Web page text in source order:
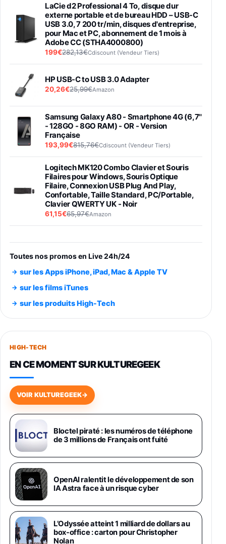
LaCie d2 Professional 4 To, disque dur
externe portable et de bureau HDD – USB-C
USB 3.0, 7 200 tr/min, disques d'entreprise,
pour Mac et PC, abonnement de 1 mois à
Adobe CC (STHA4000800)
199€282,13€Cdiscount (Vendeur Tiers)
HP USB-C to USB 3.0 Adapter
20,26€25,99€Amazon
Samsung Galaxy A80 - Smartphone 4G (6,7''
- 128GO - 8GO RAM) - OR - Version
Française
193,99€815,76€Cdiscount (Vendeur Tiers)
Logitech MK120 Combo Clavier et Souris
Filaires pour Windows, Souris Optique
Filaire, Connexion USB Plug And Play,
Confortable, Taille Standard, PC/Portable,
Clavier QWERTY UK - Noir
61,15€65,97€Amazon
entraénement direct 3 vitesses (33-45-78
trs/min) avec pre-ampli intégré et port USB
Smartphone SAMSUNG Galaxy S26 Ultra
891,99€1199€Fnac (Vendeur Tiers)
Smartphone SAMSUNG Galaxy S26+ Violet
749,99€
648,63€834,71€
Samsung Galaxy Miracle Ultra, Smartphone
Android 5G avec Galaxy AI, 512 Go,
Chargeur Secteur Rapide 25W Inclus,
Smartphone déverrouillé, Noir, Version FR
1019€
Galaxy S26 Ultra 512 Go Bleu
1019€1399€Fnac (Vendeur Tiers)
Galaxy S26 Ultra 256 Go Violet
892€1199€Fnac (Vendeur Tiers)
Toutes nos promos en Live 24h/24
sur les Apps iPhone, iPad, Mac & Apple TV
sur les films iTunes
sur les produits High-Tech
HIGH-TECH
EN CE MOMENT SUR KULTUREGEEK
VOIR KULTUREGEEK→
Bloctel piraté : les numéros de téléphone
de 3 millions de Français ont fuité
OpenAI ralentit le développement de son
IA Astra face à un risque cyber
L’Odyssée atteint 1 milliard de dollars au
box-office : carton pour Christopher
Nolan